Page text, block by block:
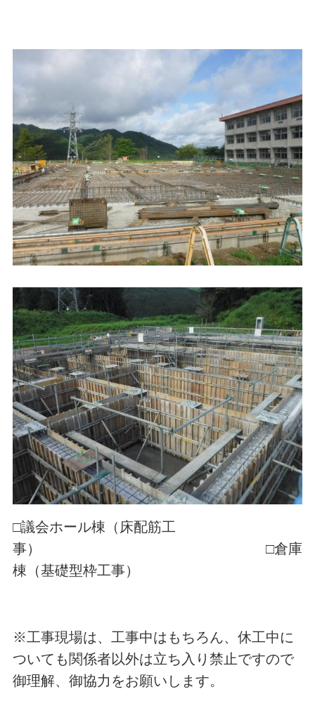
□議会ホール棟（床配筋工
事） □倉庫
棟（基礎型枠工事）
※工事現場は、工事中はもちろん、休工中に
ついても関係者以外は立ち入り禁止ですので
御理解、御協力をお願いします。